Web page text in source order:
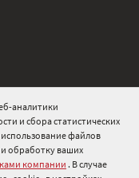
аналитики
и сбора статистических
использование файлов
обработку ваших
компании . В случае